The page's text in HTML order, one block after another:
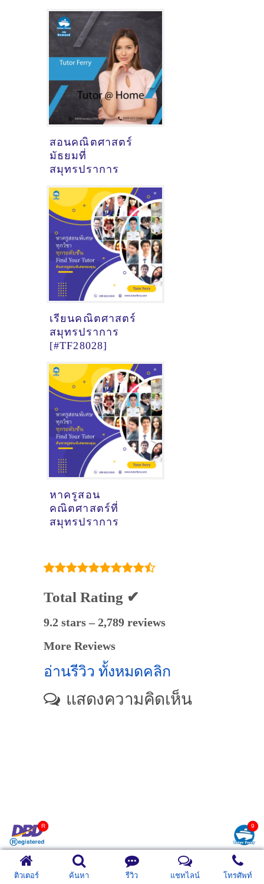
สอนคณิตศาสตร์
มัธยมที่
สมุทรปราการ
เรียนคณิตศาสตร์
สมุทรปราการ
[#TF28028]
หาครูสอน
คณิตศาสตร์ที่
สมุทรปราการ
Total Rating ✔
9.2 stars – 2,789 reviews
More Reviews
อ่านรีวิว ทั้งหมดคลิก
แสดงความคิดเห็น
ติวเตอร์ ค้นหา รีวิว แชทไลน์ โทรศัพท์